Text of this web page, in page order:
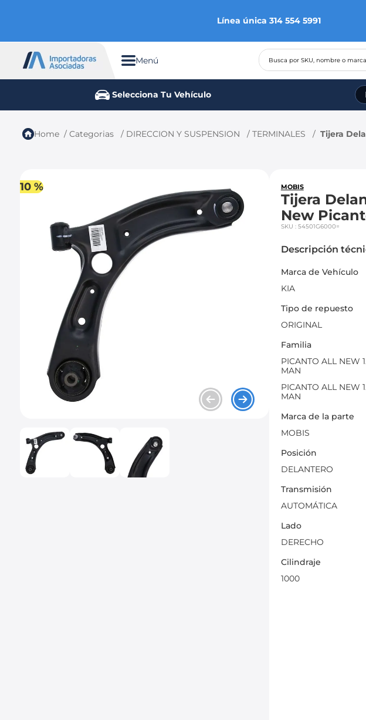
Línea única 314 554 5991
Menú
Busca por SKU,
Selecciona Tu Vehículo
Categorias DIRECCION Y SUSPENSION TERMINALES Tijera
10 % MOBIS
Tijera
New
SKU : 54501G6000=
Descripción
Marca de Vehículo
KIA
Tipo de repuesto
ORIGINAL
Familia
PICANTO ALL NEW
MAN
PICANTO ALL NEW
MAN
Marca de la parte
MOBIS
Posición
DELANTERO
Transmisión
AUTOMÁTICA
Lado
DERECHO
Cilindraje
1000
TÉRMINOS MÁS BUSCADOS
chevrolet
spark gt
7.
sail
8
chevrolet spark gt
chevrolet sail
mazda 2